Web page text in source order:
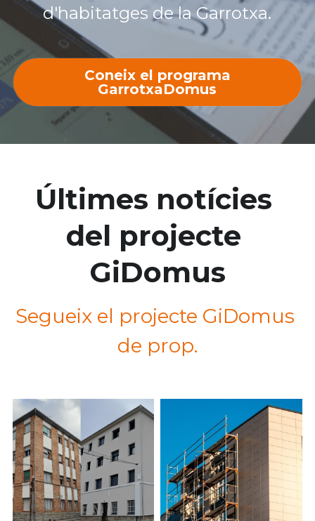
d'habitatges de la Garrotxa.
Coneix el programa
GarrotxaDomus
Últimes notícies
del projecte
GiDomus
Segueix el projecte GiDomus
de prop.